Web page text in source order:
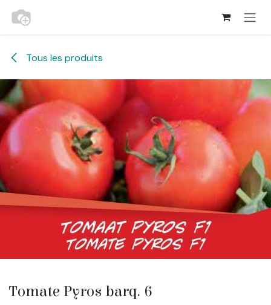
Se rendre au contenu
Tous les produits
Tomate Pyros barq. 6